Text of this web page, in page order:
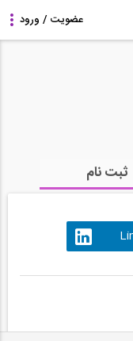
ثبت نام